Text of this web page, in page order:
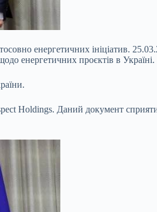
енергетичних ініціатив.
енергетичних проєктів в Україні.
Holdings. Даний документ